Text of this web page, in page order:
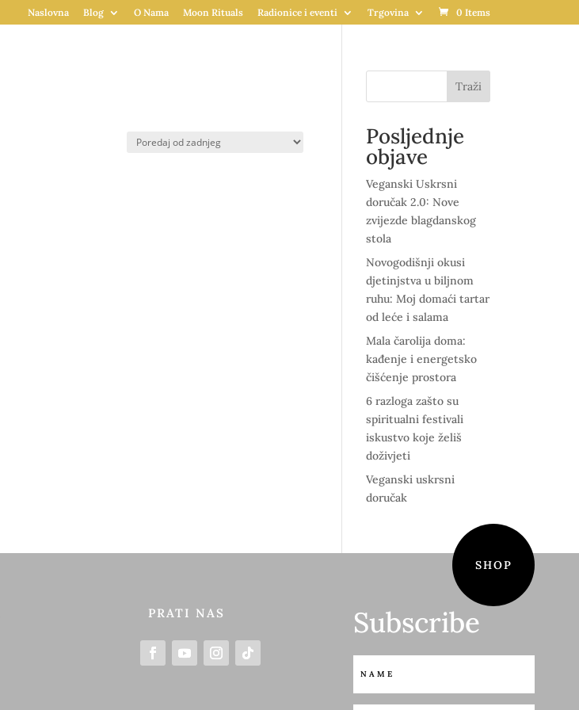
Naslovna Blog O Nama Moon Rituals Radionice i eventi Trgovina 0 Items
Traži
Posljednje
objave
Veganski Uskrsni
doručak 2.0: Nove
zvijezde blagdanskog
stola
Novogodišnji okusi
djetinjstva u biljnom
ruhu: Moj domaći tartar
od leće i salama
Mala čarolija doma:
kađenje i energetsko
čišćenje prostora
6 razloga zašto su
spiritualni festivali
iskustvo koje želiš
doživjeti
Veganski uskrsni
doručak
PRATI NAS
SHOP
Subscribe